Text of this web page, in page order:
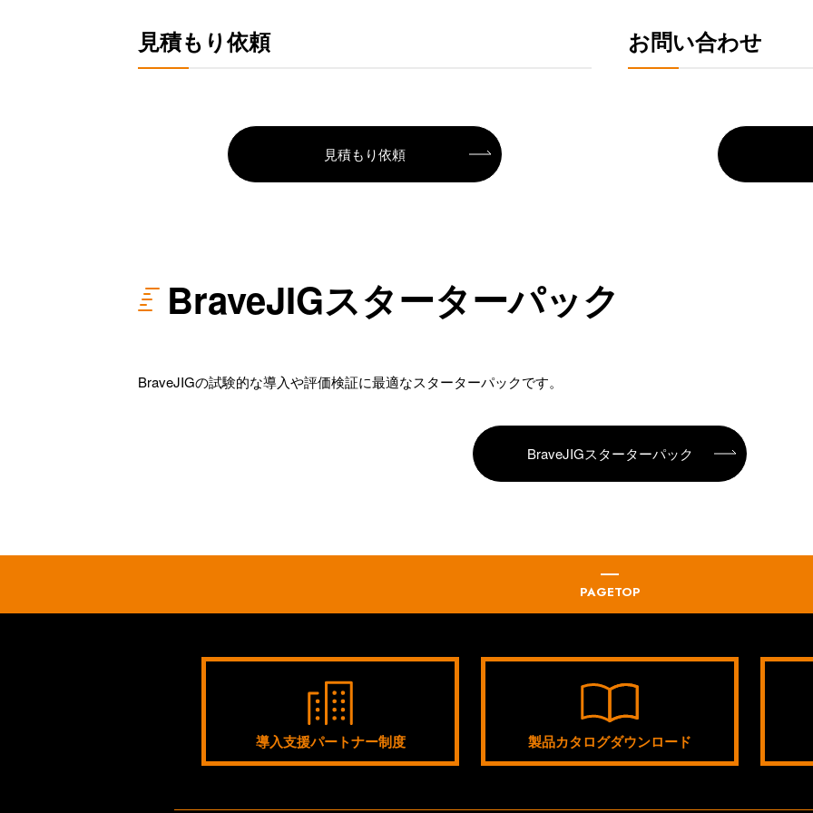
見積もり依頼
見積もり依頼
お問い合わせ
BraveJIGスターターパック
BraveJIGの試験的な導入や評価検証に最適なスターターパックです。
BraveJIGスターターパック
PAGETOP
導入支援パートナー制度 製品カタログダウンロード